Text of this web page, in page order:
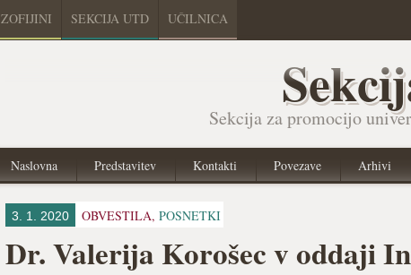
ZOFIJINI SEKCIJA UTD UČILNICA
Sekcija za promocijo
Naslovna Predstavitev Kontakti Povezave Arhivi
3. 1. 2020 OBVESTILA, POSNETKI
Dr. Valerija Korošec v oddaji